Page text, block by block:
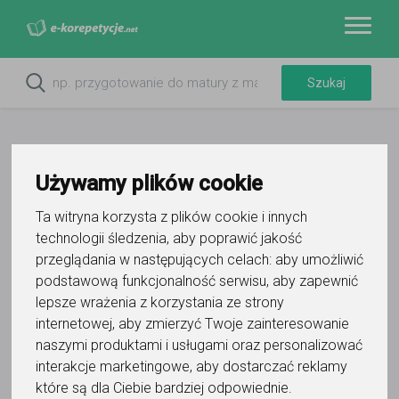
Używamy plików cookie
Ta witryna korzysta z plików cookie i innych
technologii śledzenia, aby poprawić jakość
przeglądania w następujących celach: aby umożliwić
podstawową funkcjonalność serwisu, aby zapewnić
lepsze wrażenia z korzystania ze strony
internetowej, aby zmierzyć Twoje zainteresowanie
naszymi produktami i usługami oraz personalizować
interakcje marketingowe, aby dostarczać reklamy
które są dla Ciebie bardziej odpowiednie.
Do ulubionych
Oznacz wystąpienie kontaktu
Aleksandra Banerska